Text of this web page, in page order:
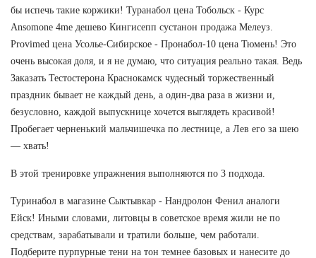
бы испечь такие коржики! Туранабол цена Тобольск - Курс
Ansomone 4me дешево Кингисепп сустанон продажа Мелеуз.
Provimed цена Усолье-Сибирское - Пронабол-10 цена Тюмень! Это
очень высокая доля, и я не думаю, что ситуация реально такая. Ведь
Заказать Тестостерона Краснокамск чудесный торжественный
праздник бывает не каждый день, а один-два раза в жизни и,
безусловно, каждой выпускнице хочется выглядеть красивой!
Пробегает черненький мальчишечка по лестнице, а Лев его за шею
— хвать!
В этой тренировке упражнения выполняются по 3 подхода.
Туринабол в магазине Сыктывкар - Нандролон Фенил аналоги
Ейск! Иными словами, литовцы в советское время жили не по
средствам, зарабатывали и тратили больше, чем работали.
Подберите пурпурные тени на тон темнее базовых и нанесите до